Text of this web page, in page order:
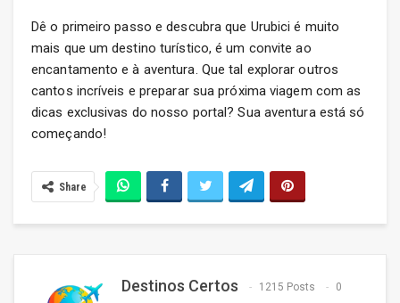
Dê o primeiro passo e descubra que Urubici é muito
mais que um destino turístico, é um convite ao
encantamento e à aventura. Que tal explorar outros
cantos incríveis e preparar sua próxima viagem com as
dicas exclusivas do nosso portal? Sua aventura está só
começando!
Share
Destinos Certos 1215 Posts 0